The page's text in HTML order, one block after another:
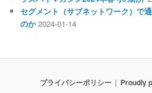
セグメント（サブネットワーク）で
のか 2024-01-14
プライバシーポリシー Proudly